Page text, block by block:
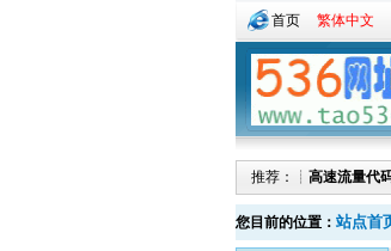
首页 繁体中文
推荐：┊ 高速流量代
您目前的位置： 站点首